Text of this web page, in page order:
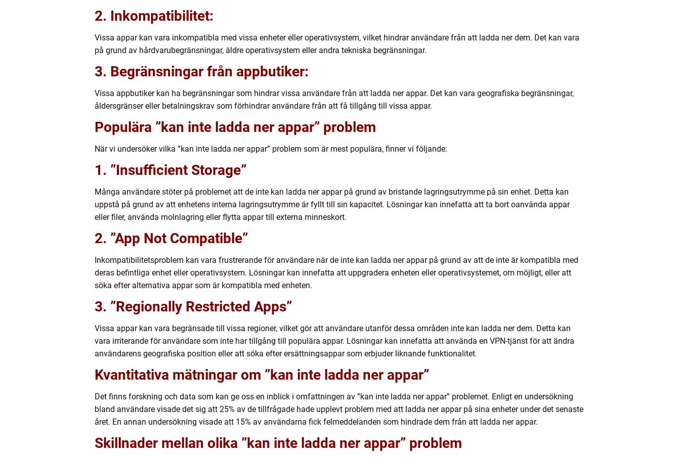
2. Inkompatibilitet:
Vissa appar kan vara inkompatibla med vissa enheter eller operativsystem, vilket hindrar användare från att ladda ner dem. Det kan vara
på grund av hårdvarubegränsningar, äldre operativsystem eller andra tekniska begränsningar.
3. Begränsningar från appbutiker:
Vissa appbutiker kan ha begränsningar som hindrar vissa användare från att ladda ner appar. Det kan vara geografiska begränsningar,
åldersgränser eller betalningskrav som förhindrar användare från att få tillgång till vissa appar.
Populära ”kan inte ladda ner appar” problem
När vi undersöker vilka ”kan inte ladda ner appar” problem som är mest populära, finner vi följande:
1. ”Insufficient Storage”
Många användare stöter på problemet att de inte kan ladda ner appar på grund av bristande lagringsutrymme på sin enhet. Detta kan
uppstå på grund av att enhetens interna lagringsutrymme är fyllt till sin kapacitet. Lösningar kan innefatta att ta bort oanvända appar
eller filer, använda molnlagring eller flytta appar till externa minneskort.
2. ”App Not Compatible”
Inkompatibilitetsproblem kan vara frustrerande för användare när de inte kan ladda ner appar på grund av att de inte är kompatibla med
deras befintliga enhet eller operativsystem. Lösningar kan innefatta att uppgradera enheten eller operativsystemet, om möjligt, eller att
söka efter alternativa appar som är kompatibla med enheten.
3. ”Regionally Restricted Apps”
Vissa appar kan vara begränsade till vissa regioner, vilket gör att användare utanför dessa områden inte kan ladda ner dem. Detta kan
vara irriterande för användare som inte har tillgång till populära appar. Lösningar kan innefatta att använda en VPN-tjänst för att ändra
användarens geografiska position eller att söka efter ersättningsappar som erbjuder liknande funktionalitet.
Kvantitativa mätningar om ”kan inte ladda ner appar”
Det finns forskning och data som kan ge oss en inblick i omfattningen av ”kan inte ladda ner appar” problemet. Enligt en undersökning
bland användare visade det sig att 25% av de tillfrågade hade upplevt problem med att ladda ner appar på sina enheter under det senaste
året. En annan undersökning visade att 15% av användarna fick felmeddelanden som hindrade dem från att ladda ner appar.
Skillnader mellan olika ”kan inte ladda ner appar” problem